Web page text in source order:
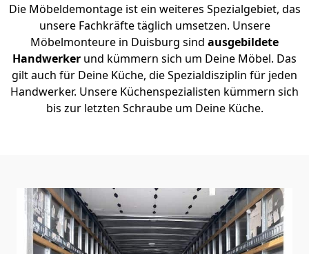
Die Möbeldemontage ist ein weiteres Spezialgebiet, das
unsere Fachkräfte täglich umsetzen. Unsere
Möbelmonteure in Duisburg sind ausgebildete
Handwerker und kümmern sich um Deine Möbel. Das
gilt auch für Deine Küche, die Spezialdisziplin für jeden
Handwerker. Unsere Küchenspezialisten kümmern sich
bis zur letzten Schraube um Deine Küche.